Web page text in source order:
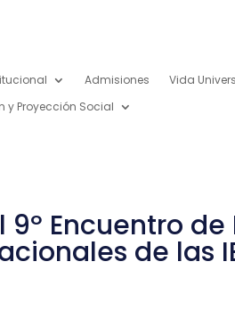
Admisiones
Vida
y Proyección Social
9º Encuentro
de las